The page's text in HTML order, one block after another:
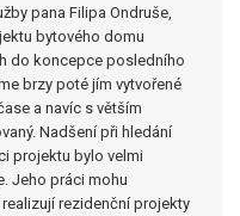
pana Filipa Ondruše,
bytového domu
do koncepce posledního
brzy poté jím vytvořené
a navíc s větším
Nadšení při hledání
projektu bylo velmi
Jeho práci mohu
rezidenční projekty